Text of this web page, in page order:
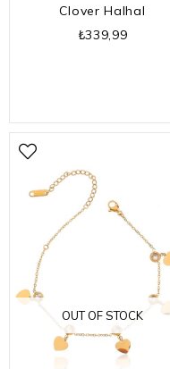
Clover Halhal
₺339,99
OUT OF STOCK